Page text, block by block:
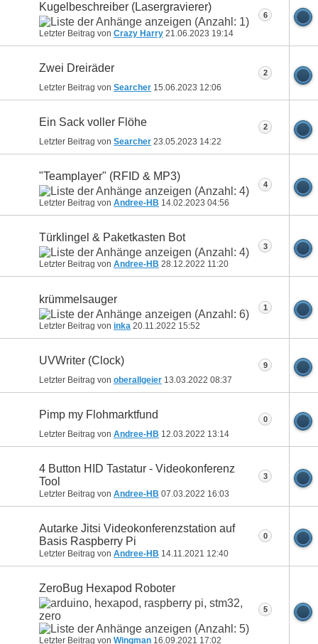
Kugelbeschreiber (Lasergravierer)
Letzter Beitrag von Crazy Harry 21.06.2023 19:14
6
Zwei Dreiräder
Letzter Beitrag von Searcher 15.06.2023 12:06
2
Ein Sack voller Flöhe
Letzter Beitrag von Searcher 23.05.2023 14:22
2
"Teamplayer" (RFID & MP3)
Letzter Beitrag von Andree-HB 14.02.2023 04:56
4
Türklingel & Paketkasten Bot
Letzter Beitrag von Andree-HB 28.12.2022 11:20
3
krümmelsauger
Letzter Beitrag von inka 20.11.2022 15:52
1
UVWriter (Clock)
Letzter Beitrag von oberallgeier 13.03.2022 08:37
9
Pimp my Flohmarktfund
Letzter Beitrag von Andree-HB 12.03.2022 13:14
0
4 Button HID Tastatur - Videokonferenz
Tool
Letzter Beitrag von Andree-HB 07.03.2022 16:03
3
Autarke Jitsi Videokonferenzstation auf
Basis Raspberry Pi
Letzter Beitrag von Andree-HB 14.11.2021 12:40
0
ZeroBug Hexapod Roboter
Letzter Beitrag von Wingman 16.09.2021 17:02
5